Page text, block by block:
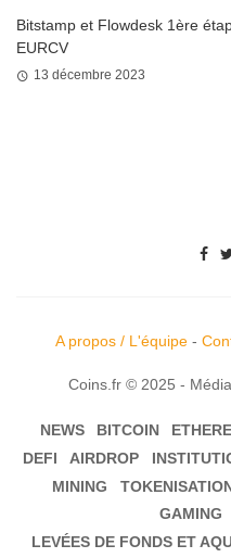
Bitstamp et Flowdesk 1ère
EURCV
13 décembre 2023
A propos / L'équipe-
Coins.fr © 2025 -
NEWS BITCOIN
DEFI
AIRDROP
MINING
GAMING
LEVÉES DE FONDS ET